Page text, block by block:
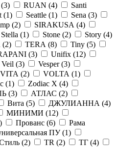
3) RUAN (4)
Santi
(1) Seattle (1) Sena (3)
(2) SIRAKUSA (4)
Stella (1) Stone (2) Story (4)
(2) TERA (8) Tiny (5)
(3) Unifix (12)
Veil (3) Vesper (3)
VITA (2) VOLTA (1)
(1) Zodiac X (4)
(3) АТЛАС (2)
Вита (5) ДЖУЛИАННА (4)
МИНИМИ (12)
) Прованс (6)
Рама
ПУ (1)
(2) ТR (2) ТГ (4)